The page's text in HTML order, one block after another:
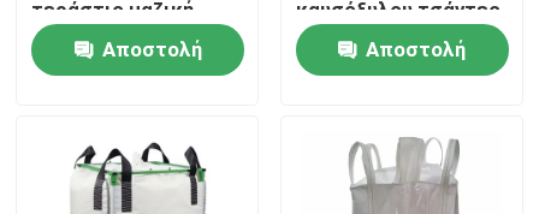
Προϊόντα
Γύρος εργοστασίων
τεράστιο μαζική
τσάντα 1 τόνου με
την εκτύπωση
Αποστολή
καυσόξυλου τσάντες
1 Fibc τόνου
υφαμένες PP
Αποστολή